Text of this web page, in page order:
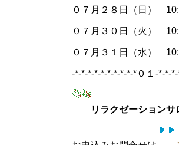
０７月２８日（日）
０７月３０日（火）
０７月３１日（水）
-*-*-*-*-*-*-*-*-*-*０１-*-*-
リラクゼーション